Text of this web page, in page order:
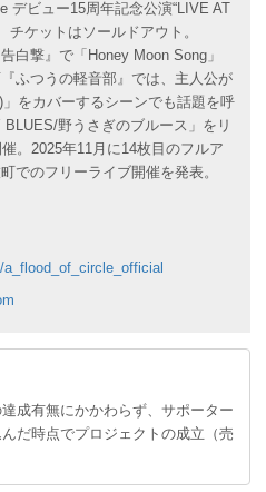
デビュー15周年記念公演“LIVE AT
チケットはソールドアウト。
白撃』で「Honey Moon Song」
ふつうの軽音部』では、主人公が
」をカバーするシーンでも話題を呼
野うさぎのブルース」をリ
。2025年11月に14枚目のフルア
でのフリーライブ開催を発表。
成有無にかかわらず、サポーター
だ時点でプロジェクトの成立（売